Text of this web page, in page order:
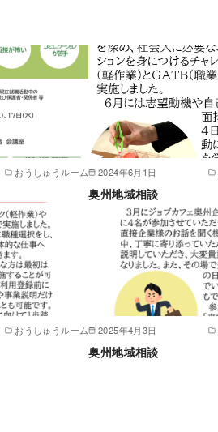
おうしゅうルーム 2024年6月1日
奥州地域相談
おうしゅうルーム 2025年4月3日
奥州地域相談